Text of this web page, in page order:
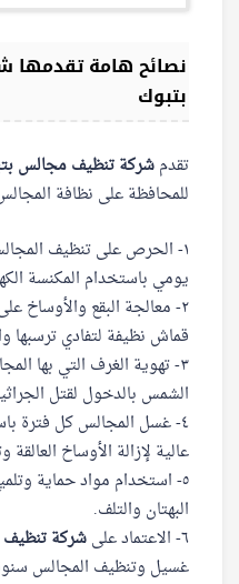
نصائح هامة
بتبوك
تقدمشركة تنظيف مجالس
للمحافظة على نظافة
١- الحرص على تنظيف
يومي باستخدام المكنسة
٢- معالجة البقع والأوساخ
قماش نظيفة لتفادي ترسبها
٣- تهوية الغرف التي بها
الشمس بالدخول لقتل
٤- غسل المجالس كل فترة
عالية لإزالة الأوساخ العالقة
٥- استخدام مواد حماية
البهتان والتلف.
٦- الاعتماد على
شركة
غسيل وتنظيف المجالس